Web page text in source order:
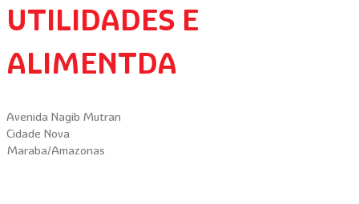
UTILIDADES E
ALIMENTDA
Avenida Nagib Mutran
Cidade Nova
Maraba/Amazonas